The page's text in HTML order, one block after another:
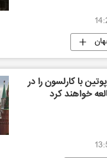
با کارلسون را در
خواهند کرد